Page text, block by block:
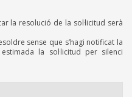
la resolució de la sol·licitud serà
sense que s’hagi notificat la
la sol·licitud per silenci